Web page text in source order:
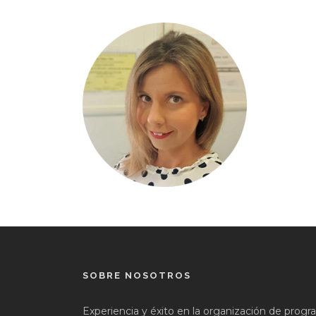
SOBRE NOSOTROS
Experiencia y éxito en la organización de